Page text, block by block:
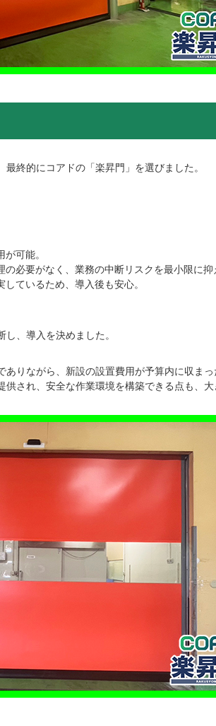
終的にコアドの「楽昇門」を選びました。
可能。
必要がなく、業務の中断リスクを最小限に抑
ているため、導入後も安心。
、導入を決めました。
りながら、新設の設置費用が予算内に収ま
され、安全な作業環境を構築できる点も、大